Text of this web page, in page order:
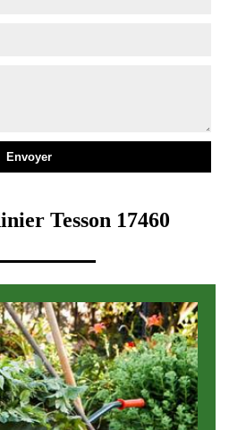
Tesson 17460